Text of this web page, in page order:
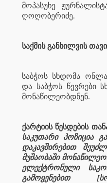
მოპასუხე
ღოღობერიძე.
საქმის განხილვის
საბჭოს სხდომა
და საბჭოს წევრები
მონაწილეობდნენ.
ქარტიის წესდების
საკუთარი პოზიცია
დაკავშირებით
მუშაობაში
ელექტრონული
გამოყენებით